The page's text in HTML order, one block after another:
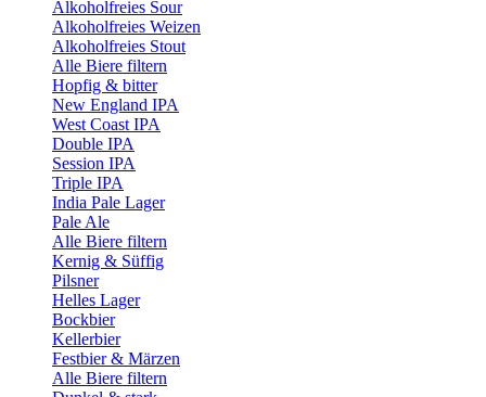
Alkoholfreies Sour
Alkoholfreies Weizen
Alkoholfreies Stout
Alle Biere filtern
Hopfig & bitter
New England IPA
West Coast IPA
Double IPA
Session IPA
Triple IPA
India Pale Lager
Pale Ale
Alle Biere filtern
Kernig & Süffig
Pilsner
Helles Lager
Bockbier
Kellerbier
Festbier & Märzen
Alle Biere filtern